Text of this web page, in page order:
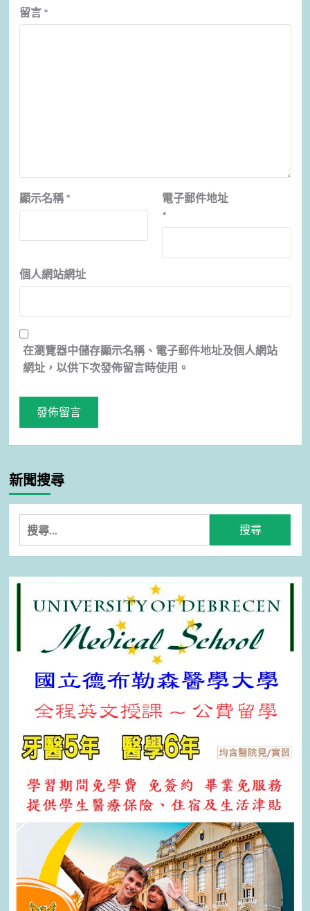
留言 *
顯示名稱 *
電子郵件地址
*
個人網站網址
在瀏覽器中儲存顯示名稱、電子郵件地址及個人網站
網址，以供下次發佈留言時使用。
新聞搜尋
搜
尋
關
鍵